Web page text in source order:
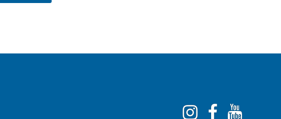
Instagram
Facebook
Tube